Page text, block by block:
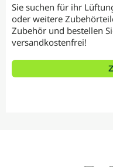
Sie suchen für ihr
oder weitere
Zubehör und bestellen
versandkostenfrei!